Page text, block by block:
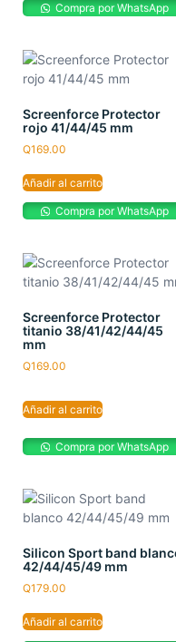
Compra por WhatsApp
Screenforce Protector
rojo 41/44/45 mm
Q169.00
Añadir al carrito
Compra por WhatsApp
Screenforce Protector
titanio 38/41/42/44/45
mm
Q169.00
Añadir al carrito
Compra por WhatsApp
Silicon Sport band
42/44/45/49 mm
Q179.00
Añadir al carrito